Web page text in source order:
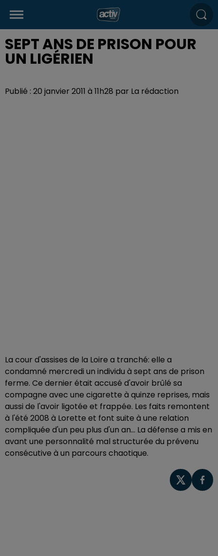
SEPT ANS DE PRISON POUR
UN LIGÉRIEN
Publié : 20 janvier 2011 à 11h28 par La rédaction
La cour d'assises de la Loire a tranché: elle a
condamné mercredi un individu à sept ans de prison
ferme. Ce dernier était accusé d'avoir brûlé sa
compagne avec une cigarette à quinze reprises, mais
aussi de l'avoir ligotée et frappée. Les faits remontent
à l'été 2008 à Lorette et font suite à une relation
compliquée d'un peu plus d'un an... La défense a mis en
avant une personnalité mal structurée du prévenu
consécutive à un parcours chaotique.